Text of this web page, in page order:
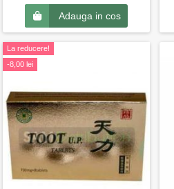
Adauga in cos
La reducere!
-8,00 lei